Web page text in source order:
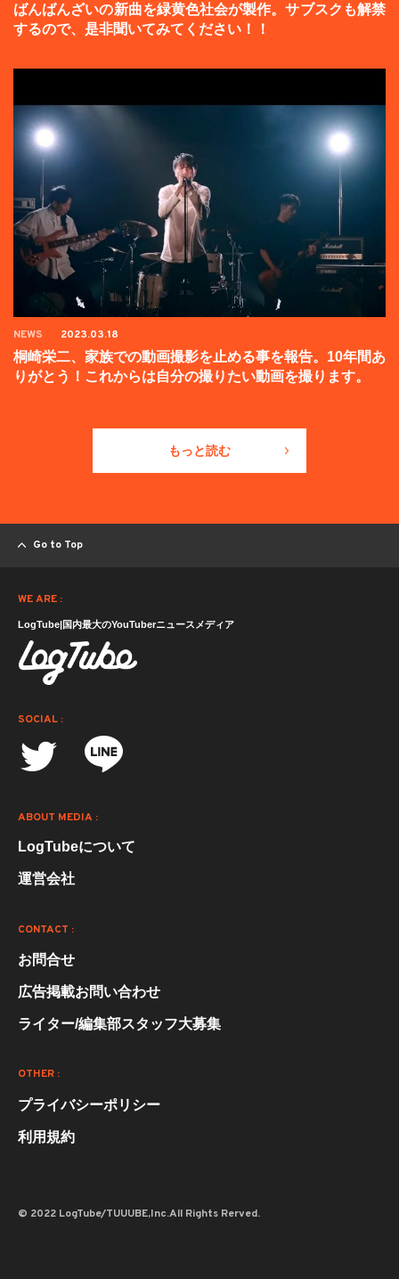
ばんばんざいの新曲を緑黄色社会が製作。サブスクも解禁
するので、是非聞いてみてください！！
NEWS 2023.03.18
桐崎栄二、家族での動画撮影を止める事を報告。10年間あ
りがとう！これからは自分の撮りたい動画を撮ります。
もっと読む
Go to Top
WE ARE :
LogTube|国内最大のYouTuberニュースメディア
SOCIAL :
ABOUT MEDIA :
LogTubeについて
運営会社
CONTACT :
お問合せ
広告掲載お問い合わせ
ライター/編集部スタッフ大募集
OTHER :
プライバシーポリシー
利用規約
© 2022 LogTube/TUUUBE,Inc.All Rights Rerved.